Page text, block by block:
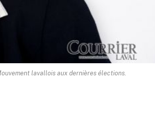
lavallois aux dernières élections.